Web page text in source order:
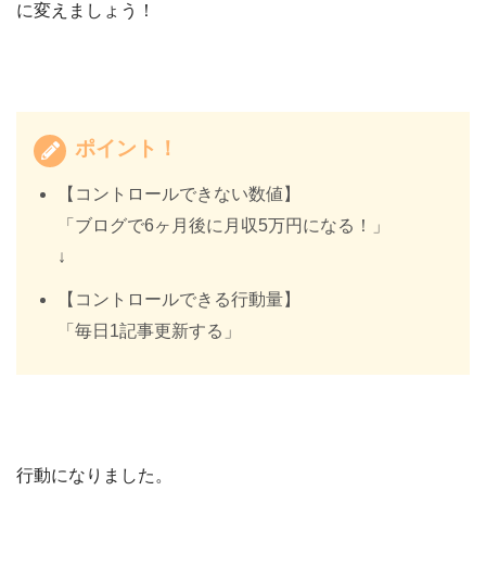
に変えましょう！
ポイント！
【コントロールできない数値】
「ブログで6ヶ月後に月収5万円になる！」
↓
【コントロールできる行動量】
「毎日1記事更新する」
行動になりました。